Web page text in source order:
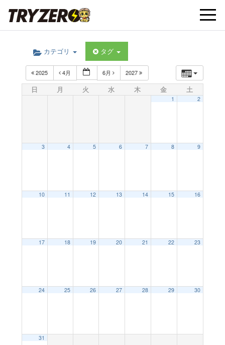
t
カテゴリ タグ
2025 4月 6月 2027
日 月 火 水 木 金 土
1 2
3 4 5 6 7 8 9
10 11 12 13 14 15 16
17 18 19 20 21 22 23
24 25 26 27 28 29 30
31